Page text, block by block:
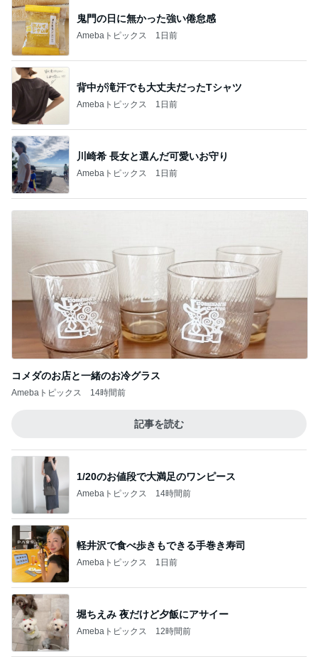
鬼門の日に無かった強い倦怠感
Amebaトピックス 1日前
背中が滝汗でも大丈夫だったTシャツ
Amebaトピックス 1日前
川崎希 長女と選んだ可愛いお守り
Amebaトピックス 1日前
コメダのお店と一緒のお冷グラス
Amebaトピックス 14時間前
記事を読む
1/20のお値段で大満足のワンピース
Amebaトピックス 14時間前
軽井沢で食べ歩きもできる手巻き寿司
Amebaトピックス 1日前
堀ちえみ 夜だけど夕飯にアサイー
Amebaトピックス 12時間前